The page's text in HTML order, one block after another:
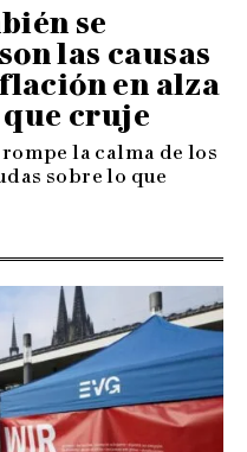
se
las causas
en alza
que cruje
rompe la calma de los
sobre lo que